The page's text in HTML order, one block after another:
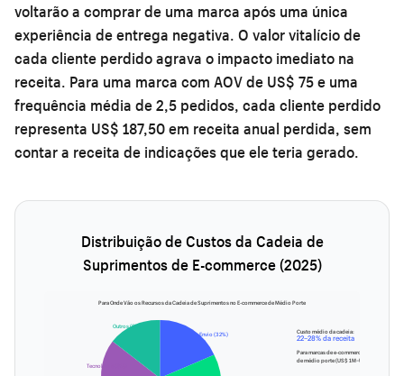
voltarão a comprar de uma marca após uma única
experiência de entrega negativa. O valor vitalício de
cada cliente perdido agrava o impacto imediato na
receita. Para uma marca com AOV de US$ 75 e uma
frequência média de 2,5 pedidos, cada cliente perdido
representa US$ 187,50 em receita anual perdida, sem
contar a receita de indicações que ele teria gerado.
Distribuição de Custos da Cadeia de
Suprimentos de E-commerce (2025)
Para Onde Vão os Recursos da Cadeia de Suprimentos no E-commerce de Médio Porte
Envio (32%)
Tecnologia (8%)
Outros (5%)
Custo médio da cadeia:
22–28% da receita
Para marcas de e-commerce
de médio porte (US$ 1M–US$ 50M)